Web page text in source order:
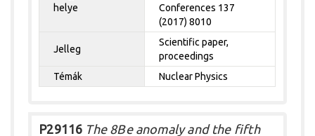
helye
Conferences 137
(2017) 8010
Jelleg
Scientific paper,
proceedings
Témák
Nuclear Physics
P29116 The 8Be anomaly and the fifth